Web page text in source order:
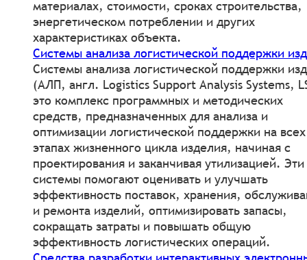
материалах, стоимости, сроках строительства,
энергетическом потреблении и других
характеристиках объекта.
Системы анализа логистической поддержки
Системы анализа логистической поддержки
(АЛП, англ. Logistics Support Analysis Systems,
это комплекс программных и методических
средств, предназначенных для анализа и
оптимизации логистической поддержки на всех
этапах жизненного цикла изделия, начиная с
проектирования и заканчивая утилизацией. Эти
системы помогают оценивать и улучшать
эффективность поставок, хранения,
и ремонта изделий, оптимизировать запасы,
сокращать затраты и повышать общую
эффективность логистических операций.